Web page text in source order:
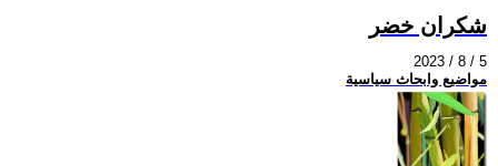
شكران خضر
2023 / 8 / 5
مواضيع وابحاث سياسية